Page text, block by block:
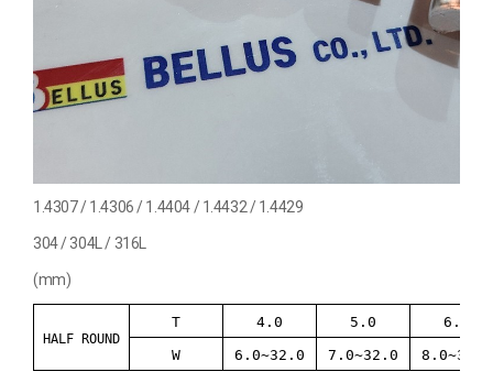
1.4307 / 1.4306 / 1.4404 / 1.4432 / 1.4429
304 / 304L / 316L
(mm)
HALF ROUND
T 4.0 5.0
6.0
W
6.0~32.0 7.0~32.0 8.0~31.7